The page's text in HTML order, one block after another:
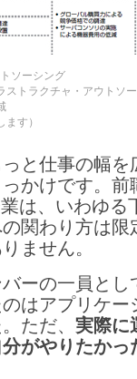
ソーシング
ストラクチャ・アウトソ
ます）
と仕事の幅を
かけです。前
は、いわゆる
関わり方は限
ません。
ーの一員とし
はアプリケー
ただ、 実際に
がやりたかっ